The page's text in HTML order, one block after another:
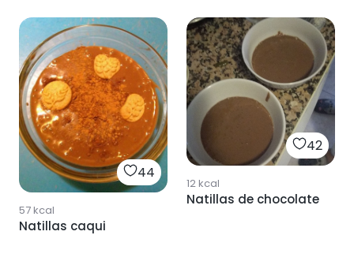
44
57kcal
Natillas caqui
42
12kcal
Natillas de chocolate